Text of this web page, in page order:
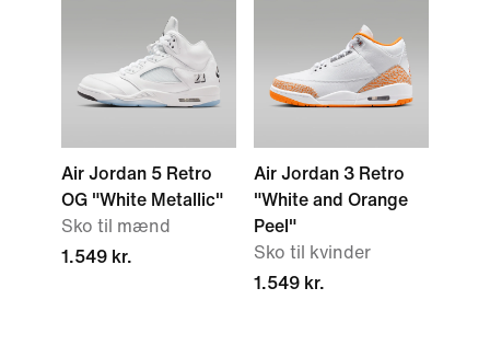
Air Jordan 5 Retro
OG "White Metallic"
Sko til mænd
1.549 kr.
Air Jordan 3 Retro
"White and Orange
Peel"
Sko til kvinder
1.549 kr.